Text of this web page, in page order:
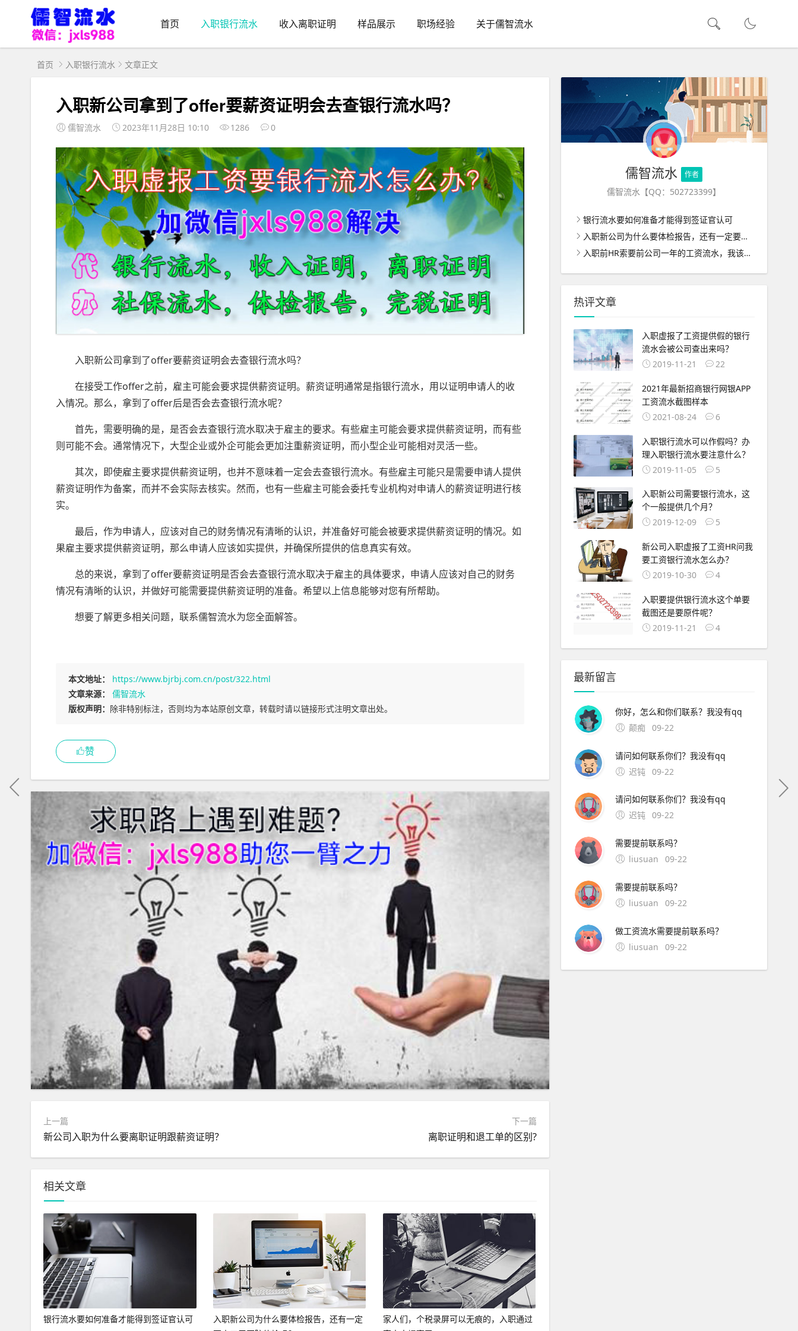
首页 入职银行流水 收入离职证明 样品展示 职场经验 关于儒智流水
首页 入职银行流水 文章正文
入职新公司拿到了offer要薪资证明会去查银行流水吗？
儒智流水 2023年11月28日 10:10 1286 0
入职新公司拿到了offer要薪资证明会去查银行流水吗？
在接受工作offer之前，雇主可能会要求提供薪资证明。薪资证明通常是指银行流水，用以证明申请人的收
入情况。那么，拿到了offer后是否会去查银行流水呢？
首先，需要明确的是，是否会去查银行流水取决于雇主的要求。有些雇主可能会要求提供薪资证明，而有些
则可能不会。通常情况下，大型企业或外企可能会更加注重薪资证明，而小型企业可能相对灵活一些。
其次，即使雇主要求提供薪资证明，也并不意味着一定会去查银行流水。有些雇主可能只是需要申请人提供
薪资证明作为备案，而并不会实际去核实。然而，也有一些雇主可能会委托专业机构对申请人的薪资证明进行核
实。
最后，作为申请人，应该对自己的财务情况有清晰的认识，并准备好可能会被要求提供薪资证明的情况。如
果雇主要求提供薪资证明，那么申请人应该如实提供，并确保所提供的信息真实有效。
总的来说，拿到了offer要薪资证明是否会去查银行流水取决于雇主的具体要求，申请人应该对自己的财务
情况有清晰的认识，并做好可能需要提供薪资证明的准备。希望以上信息能够对您有所帮助。
想要了解更多相关问题，联系儒智流水为您全面解答。
本文地址：
https://www.bjrbj.com.cn/post/322.html
文章来源：
儒智流水
版权声明： 除非特别标注，否则均为本站原创文章，转载时请以链接形式注明文章出处。
赞
上一篇
新公司入职为什么要离职证明跟薪资证明？
下一篇
离职证明和退工单的区别?
相关文章
银行流水要如何准备才能得到签证官认可
入职新公司为什么要体检报告，还有一定
家人们，个税录屏可以无痕的，入职通过
儒智流水 作者
儒智流水【QQ：502723399】
银行流水要如何准备才能得到签证官认可
入职新公司为什么要体检报告，还有一定要去三甲医院体检吗？
入职前HR索要前公司一年的工资流水，我该怎么做才能顺利通过？
热评文章
入职虚报了工资提供假的银行
流水会被公司查出来吗？
2019-11-21
22
2021年最新招商银行网银APP
工资流水截图样本
2021-08-24
6
入职银行流水可以作假吗？办
理入职银行流水要注意什么？
2019-11-05
5
入职新公司需要银行流水，这
个一般提供几个月？
2019-12-09
5
新公司入职虚报了工资HR问我
要工资银行流水怎么办？
2019-10-30
4
入职要提供银行流水这个单要
截图还是要原件呢？
2019-11-21
4
最新留言
你好，怎么和你们联系？我没有qq
颠痴 09-22
请问如何联系你们？我没有qq
迟钝 09-22
请问如何联系你们？我没有qq
迟钝 09-22
需要提前联系吗？
liusuan
09-22
需要提前联系吗？
liusuan
09-22
做工资流水需要提前联系吗？
liusuan
09-22